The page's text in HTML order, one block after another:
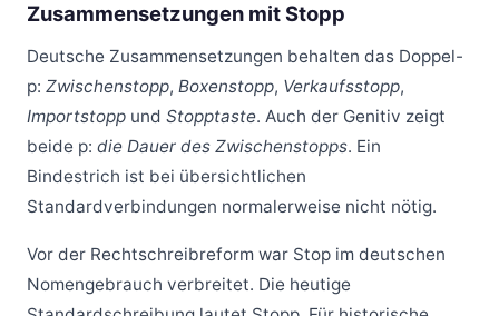
Zusammensetzungen mit Stopp
Deutsche Zusammensetzungen behalten das Doppel-
p: Zwischenstopp, Boxenstopp, Verkaufsstopp,
Importstopp und Stopptaste. Auch der Genitiv zeigt
beide p: die Dauer des Zwischenstopps. Ein
Bindestrich ist bei übersichtlichen
Standardverbindungen normalerweise nicht nötig.
Vor der Rechtschreibreform war Stop im deutschen
Nomengebrauch verbreitet. Die heutige